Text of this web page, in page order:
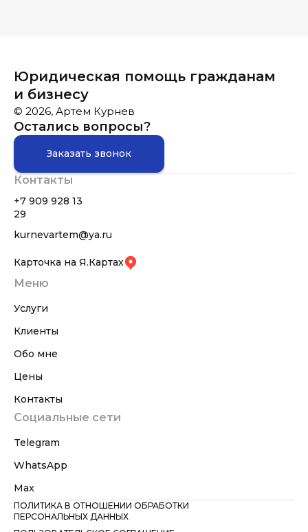
Юридическая помощь гражданам
и бизнесу
© 2026, Артем Курнев
Остались вопросы?
Заказать звонок
Контакты
+7 909 928 13
29
kurnevartem@ya.ru
Карточка на Я.Картах
Меню
Услуги
Клиенты
Обо мне
Цены
Контакты
Социальные сети
Telegram
WhatsApp
Max
ПОЛИТИКА В ОТНОШЕНИИ ОБРАБОТКИ
ПЕРСОНАЛЬНЫХ ДАННЫХ